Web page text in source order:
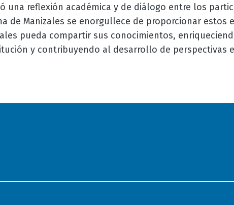
una reflexión académica y de diálogo entre los
de Manizales se enorgullece de proporcionar estos
pueda compartir sus conocimientos,
y contribuyendo al desarrollo de perspectivas